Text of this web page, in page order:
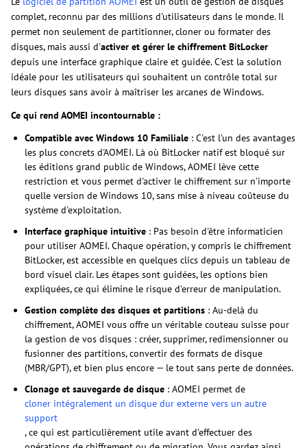
complet, reconnu par des millions d'utilisateurs dans le monde. Il
permet non seulement de partitionner, cloner ou formater des
disques, mais aussi d'activer et gérer le chiffrement BitLocker
depuis une interface graphique claire et guidée. C'est la solution
idéale pour les utilisateurs qui souhaitent un contrôle total sur
leurs disques sans avoir à maîtriser les arcanes de Windows.
Ce qui rend AOMEI incontournable :
Compatible avec Windows 10 Familiale : C'est l'un des avantages
les plus concrets d'AOMEI. Là où BitLocker natif est bloqué sur
les éditions grand public de Windows, AOMEI lève cette
restriction et vous permet d'activer le chiffrement sur n'importe
quelle version de Windows 10, sans mise à niveau coûteuse du
système d'exploitation.
Interface graphique intuitive : Pas besoin d'être informaticien
pour utiliser AOMEI. Chaque opération, y compris le chiffrement
BitLocker, est accessible en quelques clics depuis un tableau de
bord visuel clair. Les étapes sont guidées, les options bien
expliquées, ce qui élimine le risque d'erreur de manipulation.
Gestion complète des disques et partitions : Au-delà du
chiffrement, AOMEI vous offre un véritable couteau suisse pour
la gestion de vos disques : créer, supprimer, redimensionner ou
fusionner des partitions, convertir des formats de disque
(MBR/GPT), et bien plus encore — le tout sans perte de données.
Clonage et sauvegarde de disque : AOMEI permet de
cloner intégralement un disque dur externe vers un autre
support
, ce qui est particulièrement utile avant d'effectuer des